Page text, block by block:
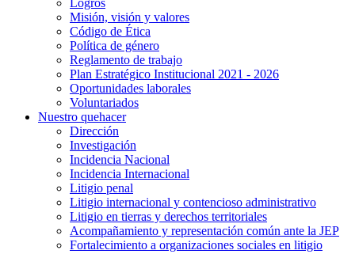
Logros
Misión, visión y valores
Código de Ética
Política de género
Reglamento de trabajo
Plan Estratégico Institucional 2021 - 2026
Oportunidades laborales
Voluntariados
Nuestro quehacer
Dirección
Investigación
Incidencia Nacional
Incidencia Internacional
Litigio penal
Litigio internacional y contencioso administrativo
Litigio en tierras y derechos territoriales
Acompañamiento y representación común ante la JEP
Fortalecimiento a organizaciones sociales en litigio